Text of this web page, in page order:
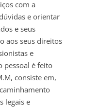
com a
e orientar
e seus
aos seus direitos
e
pessoal é feito
consiste em,
legais e